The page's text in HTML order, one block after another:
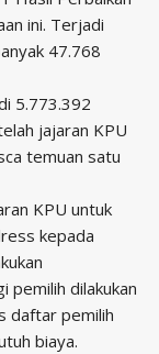
ini. Terjadi
47.768
5.773.392
jajaran KPU
temuan satu
KPU untuk
kepada
pemilih dilakukan
daftar pemilih
biaya.